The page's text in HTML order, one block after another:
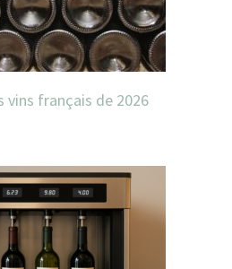
vins français de 2026